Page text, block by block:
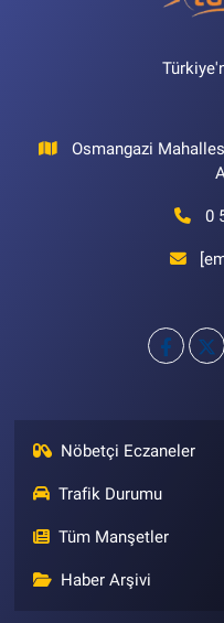
Osmangazi
0
Nöbetçi Eczaneler
Trafik Durumu
Tüm Manşetler
Haber Arşivi